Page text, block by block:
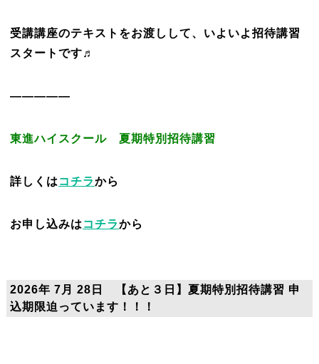
受講講座のテキストをお渡しして、いよいよ招待講習
スタートです♬
—————
東進ハイスクール 夏期特別招待講習
詳しくは コチラから
お申し込みは コチラから
2026年 7月 28日 【あと３日】夏期特別招待講習 申
込期限迫っています！！！